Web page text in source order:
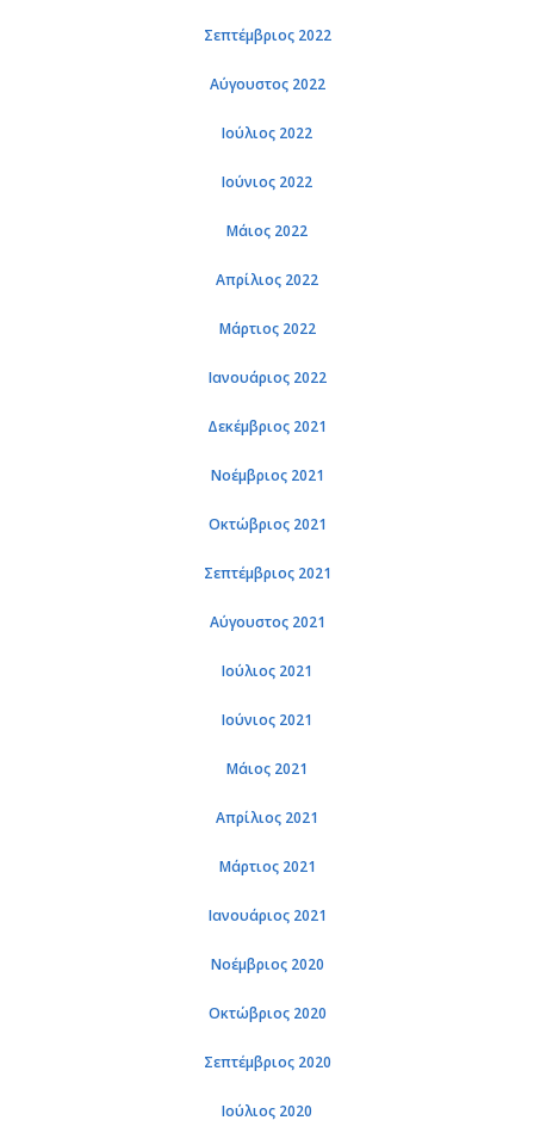
Σεπτέμβριος 2022
Αύγουστος 2022
Ιούλιος 2022
Ιούνιος 2022
Μάιος 2022
Απρίλιος 2022
Μάρτιος 2022
Ιανουάριος 2022
Δεκέμβριος 2021
Νοέμβριος 2021
Οκτώβριος 2021
Σεπτέμβριος 2021
Αύγουστος 2021
Ιούλιος 2021
Ιούνιος 2021
Μάιος 2021
Απρίλιος 2021
Μάρτιος 2021
Ιανουάριος 2021
Νοέμβριος 2020
Οκτώβριος 2020
Σεπτέμβριος 2020
Ιούλιος 2020